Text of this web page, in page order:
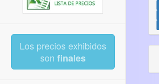
Los precios exhibidos
son finales